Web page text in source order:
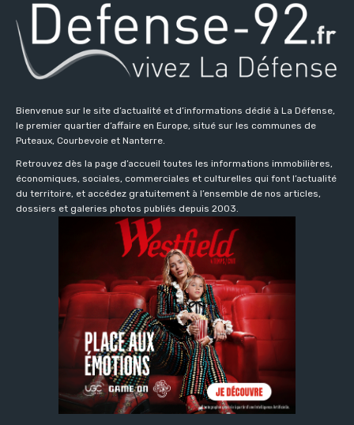
Bienvenue sur le site d’actualité et d’informations dédié à La Défense,
le premier quartier d’affaire en Europe, situé sur les communes de
Puteaux, Courbevoie et Nanterre.
Retrouvez dès la page d’accueil toutes les informations immobilières,
économiques, sociales, commerciales et culturelles qui font l’actualité
du territoire, et accédez gratuitement à l’ensemble de nos articles,
dossiers et galeries photos publiés depuis 2003.